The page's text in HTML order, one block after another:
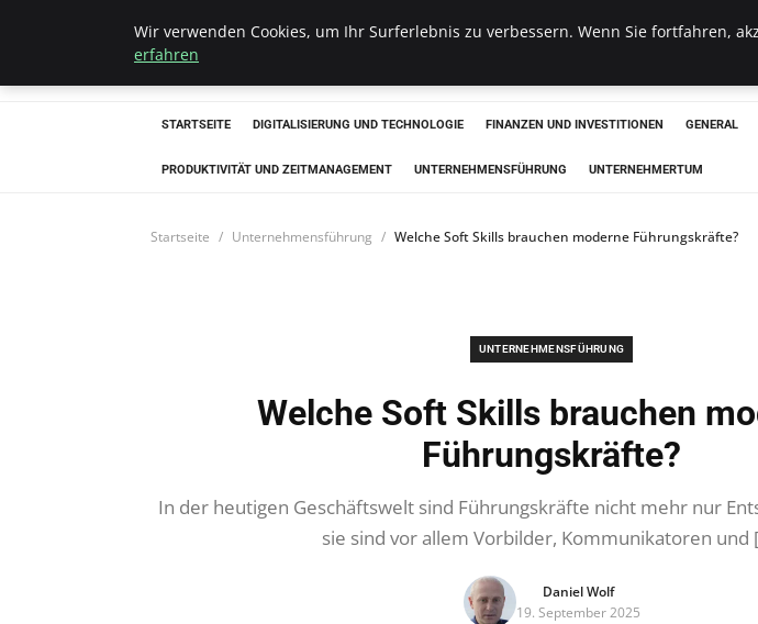
Hellmut Koenigshaus
STARTSEITE DIGITALISIERUNG UND TECHNOLOGIE FINANZEN UND INVESTITIONEN GENERAL
PRODUKTIVITÄT UND ZEITMANAGEMENT UNTERNEHMENSFÜHRUNG UNTERNEHMERTUM
Startseite Unternehmensführung Welche Soft Skills brauchen moderne Führungskräfte?
UNTERNEHMENSFÜHRUNG
Welche Soft Skills brauchen
Führungskräfte?
In der heutigen Geschäftswelt sind Führungskräfte nicht mehr nur
sie sind vor allem Vorbilder, Kommunikatoren und
Daniel Wolf
19. September 2025
Wir verwenden Cookies, um Ihr Surferlebnis zu verbessern. Wenn Sie fortfahren,
erfahren